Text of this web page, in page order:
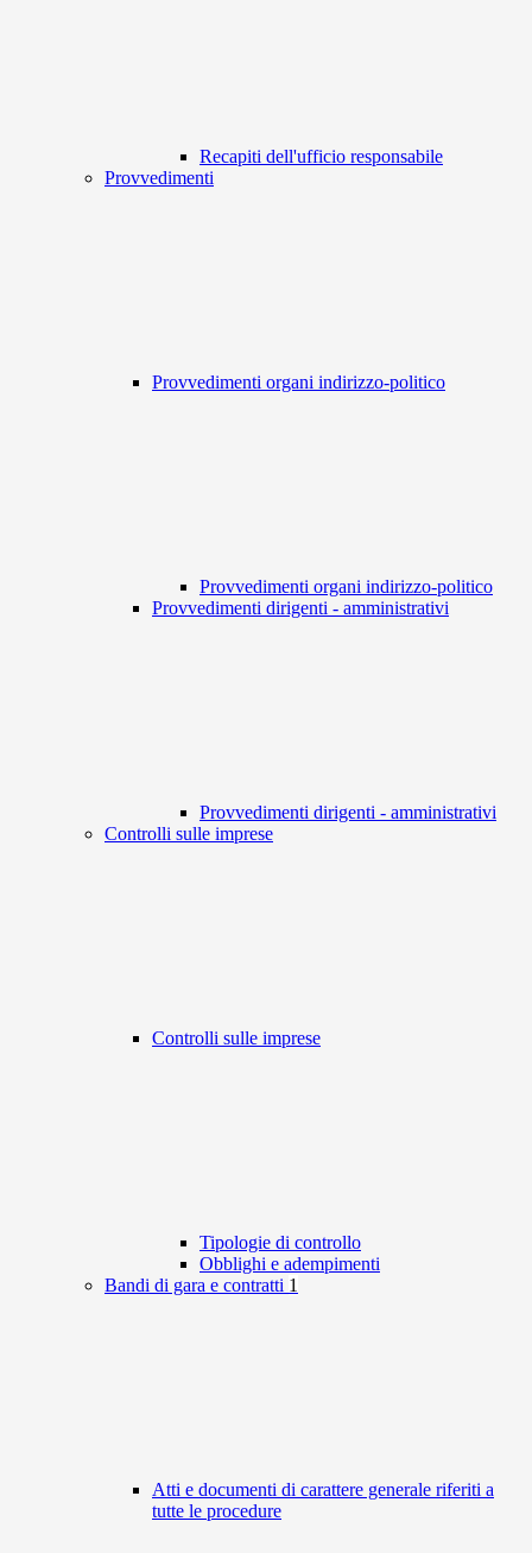
Recapiti dell'ufficio responsabile
Provvedimenti
Provvedimenti organi indirizzo-politico
Provvedimenti organi indirizzo-politico
Provvedimenti dirigenti - amministrativi
Provvedimenti dirigenti - amministrativi
Controlli sulle imprese
Controlli sulle imprese
Tipologie di controllo
Obblighi e adempimenti
Bandi di gara e contratti 1
Atti e documenti di carattere generale riferiti a
tutte le procedure